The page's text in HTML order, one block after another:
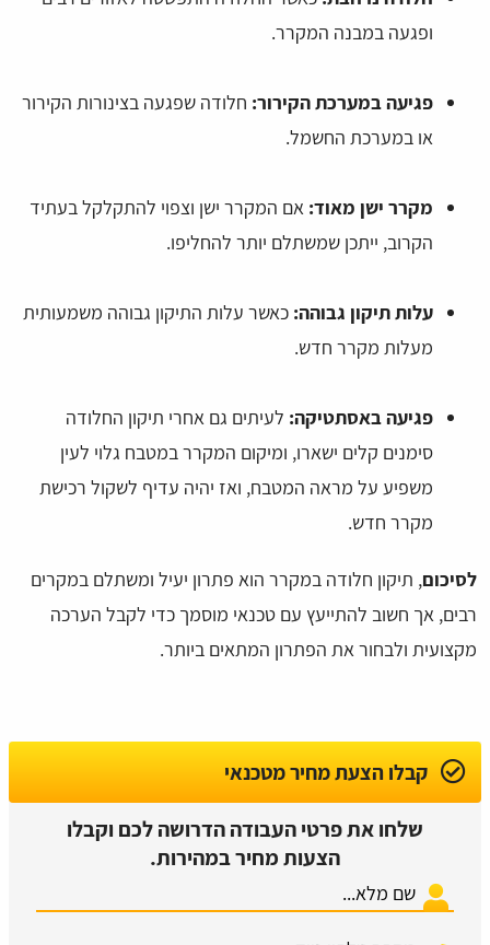
ופגעה במבנה המקרר.
פגיעה במערכת הקירור: חלודה שפגעה בצינורות הקירור
או במערכת החשמל.
מקרר ישן מאוד: אם המקרר ישן וצפוי להתקלקל בעתיד
הקרוב, ייתכן שמשתלם יותר להחליפו.
עלות תיקון גבוהה: כאשר עלות התיקון גבוהה משמעותית
מעלות מקרר חדש.
פגיעה באסתטיקה: לעיתים גם אחרי תיקון החלודה
סימנים קלים ישארו, ומיקום המקרר במטבח גלוי לעין
משפיע על מראה המטבח, ואז יהיה עדיף לשקול רכישת
מקרר חדש.
לסיכום, תיקון חלודה במקרר הוא פתרון יעיל ומשתלם במקרים
רבים, אך חשוב להתייעץ עם טכנאי מוסמך כדי לקבל הערכה
מקצועית ולבחור את הפתרון המתאים ביותר.
קבלו הצעת מחיר מטכנאי
שלחו את פרטי העבודה הדרושה לכם וקבלו
הצעות מחיר במהירות.